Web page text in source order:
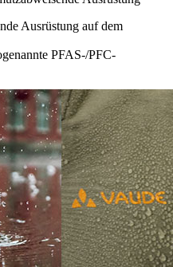
Ausrüstung auf dem
PFAS-/PFC-